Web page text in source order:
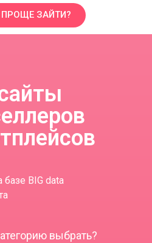
ПРОЩЕ ЗАЙТИ?
базе BIG data
выбрать?